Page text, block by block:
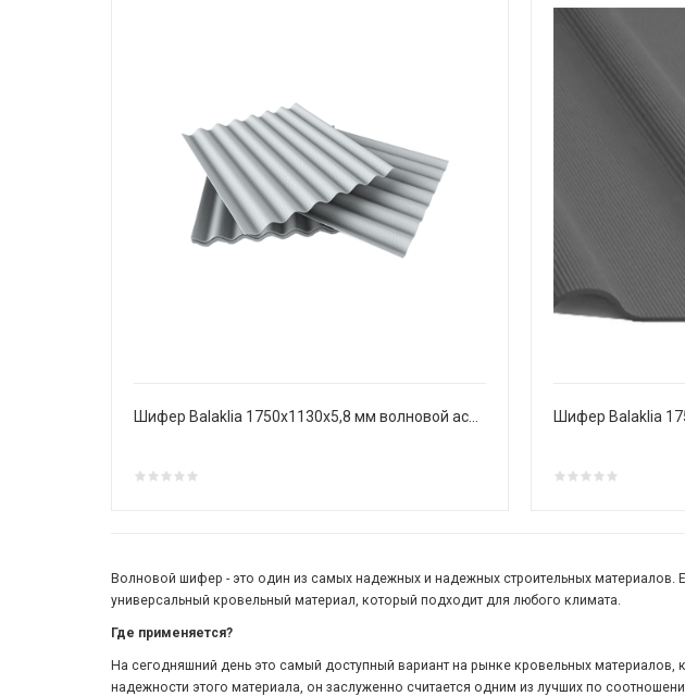
Волновой шифер - это один из самых надежных и надежных строительных материалов.
универсальный кровельный материал, который подходит для любого климата.
Где применяется?
На сегодняшний день это самый доступный вариант на рынке кровельных материалов,
надежности этого материала, он заслуженно считается одним из лучших по